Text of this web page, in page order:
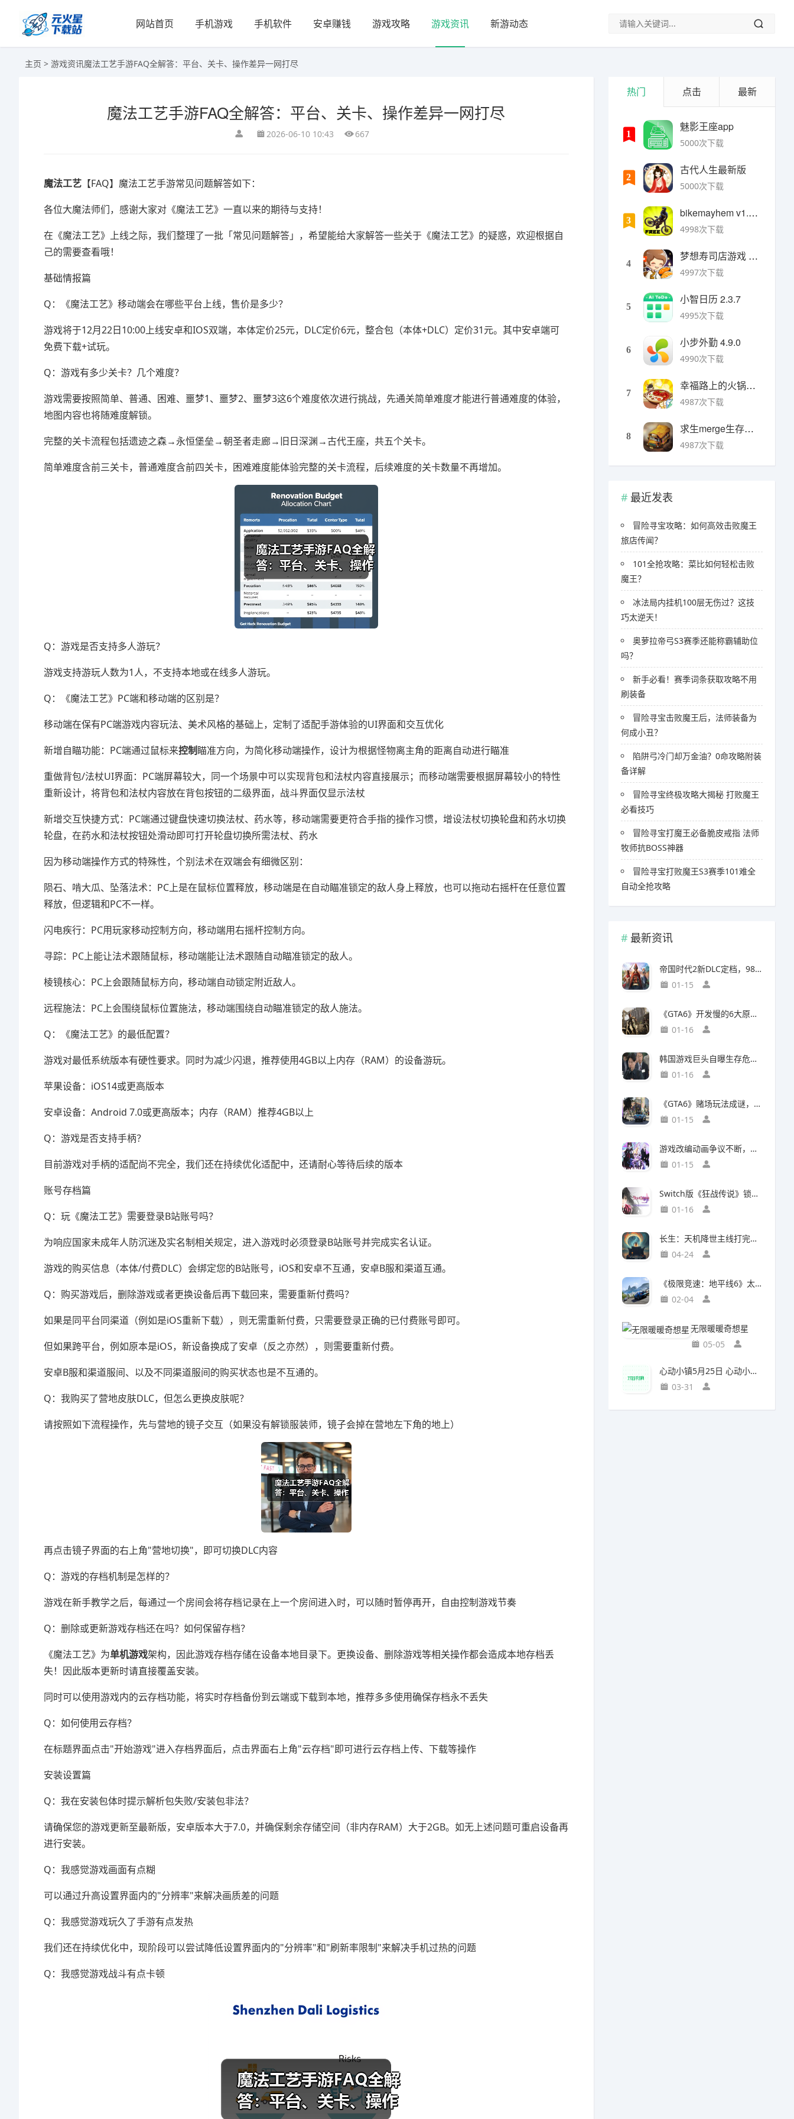
网站首页 手机游戏 手机软件 安卓赚钱 游戏攻略 游戏资讯 新游动态
主页 > 游戏资讯魔法工艺手游FAQ全解答：平台、关卡、操作差异一网打尽
魔法工艺手游FAQ全解答：平台、关卡、操作差异一网打尽
2026-06-10 10:43 667
魔法工艺 【FAQ】魔法工艺手游常见问题解答如下：
各位大魔法师们，感谢大家对《魔法工艺》一直以来的期待与支持！
在《魔法工艺》上线之际，我们整理了一批「常见问题解答」，希望能给大家解答一些关于《魔法工艺》的疑惑，欢迎根据自
己的需要查看哦！
基础情报篇
Q：《魔法工艺》移动端会在哪些平台上线，售价是多少？
游戏将于12月22日10:00上线安卓和IOS双端，本体定价25元，DLC定价6元，整合包（本体+DLC）定价31元。其中安卓端可
免费下载+试玩。
Q：游戏有多少关卡？几个难度？
游戏需要按照简单、普通、困难、噩梦1、噩梦2、噩梦3这6个难度依次进行挑战，先通关简单难度才能进行普通难度的体验，
地图内容也将随难度解锁。
完整的关卡流程包括遗迹之森→永恒堡垒→朝圣者走廊→旧日深渊→古代王座，共五个关卡。
简单难度含前三关卡，普通难度含前四关卡，困难难度能体验完整的关卡流程，后续难度的关卡数量不再增加。
Q：游戏是否支持多人游玩？
游戏支持游玩人数为1人，不支持本地或在线多人游玩。
Q：《魔法工艺》PC端和移动端的区别是？
移动端在保有PC端游戏内容玩法、美术风格的基础上，定制了适配手游体验的UI界面和交互优化
新增自瞄功能：PC端通过鼠标来控制瞄准方向，为简化移动端操作，设计为根据怪物离主角的距离自动进行瞄准
重做背包/法杖UI界面：PC端屏幕较大，同一个场景中可以实现背包和法杖内容直接展示；而移动端需要根据屏幕较小的特性
重新设计，将背包和法杖内容放在背包按钮的二级界面，战斗界面仅显示法杖
新增交互快捷方式：PC端通过键盘快速切换法杖、药水等，移动端需要更符合手指的操作习惯，增设法杖切换轮盘和药水切换
轮盘，在药水和法杖按钮处滑动即可打开轮盘切换所需法杖、药水
因为移动端操作方式的特殊性，个别法术在双端会有细微区别：
陨石、啃大瓜、坠落法术：PC上是在鼠标位置释放，移动端是在自动瞄准锁定的敌人身上释放，也可以拖动右摇杆在任意位置
释放，但逻辑和PC不一样。
闪电疾行：PC用玩家移动控制方向，移动端用右摇杆控制方向。
寻踪：PC上能让法术跟随鼠标，移动端能让法术跟随自动瞄准锁定的敌人。
棱镜核心：PC上会跟随鼠标方向，移动端自动锁定附近敌人。
远程施法：PC上会围绕鼠标位置施法，移动端围绕自动瞄准锁定的敌人施法。
Q：《魔法工艺》的最低配置？
游戏对最低系统版本有硬性要求。同时为减少闪退，推荐使用4GB以上内存（RAM）的设备游玩。
苹果设备：iOS14或更高版本
安卓设备：Android 7.0或更高版本；内存（RAM）推荐4GB以上
Q：游戏是否支持手柄？
目前游戏对手柄的适配尚不完全，我们还在持续优化适配中，还请耐心等待后续的版本
账号存档篇
Q：玩《魔法工艺》需要登录B站账号吗？
为响应国家未成年人防沉迷及实名制相关规定，进入游戏时必须登录B站账号并完成实名认证。
游戏的购买信息（本体/付费DLC）会绑定您的B站账号，iOS和安卓不互通，安卓B服和渠道互通。
Q：购买游戏后，删除游戏或者更换设备后再下载回来，需要重新付费吗？
如果是同平台同渠道（例如是iOS重新下载），则无需重新付费，只需要登录正确的已付费账号即可。
但如果跨平台，例如原本是iOS，新设备换成了安卓（反之亦然），则需要重新付费。
安卓B服和渠道服间、以及不同渠道服间的购买状态也是不互通的。
Q：我购买了营地皮肤DLC，但怎么更换皮肤呢？
请按照如下流程操作，先与营地的镜子交互（如果没有解锁服装师，镜子会掉在营地左下角的地上）
再点击镜子界面的右上角"营地切换"，即可切换DLC内容
Q：游戏的存档机制是怎样的？
游戏在新手教学之后，每通过一个房间会将存档记录在上一个房间进入时，可以随时暂停再开，自由控制游戏节奏
Q：删除或更新游戏存档还在吗？如何保留存档？
《魔法工艺》为单机游戏架构，因此游戏存档存储在设备本地目录下。更换设备、删除游戏等相关操作都会造成本地存档丢
失！因此版本更新时请直接覆盖安装。
同时可以使用游戏内的云存档功能，将实时存档备份到云端或下载到本地，推荐多多使用确保存档永不丢失
Q：如何使用云存档？
在标题界面点击"开始游戏"进入存档界面后，点击界面右上角"云存档"即可进行云存档上传、下载等操作
安装设置篇
Q：我在安装包体时提示解析包失败/安装包非法？
请确保您的游戏更新至最新版，安卓版本大于7.0，并确保剩余存储空间（非内存RAM）大于2GB。如无上述问题可重启设备再
进行安装。
Q：我感觉游戏画面有点糊
可以通过升高设置界面内的"分辨率"来解决画质差的问题
Q：我感觉游戏玩久了手游有点发热
我们还在持续优化中，现阶段可以尝试降低设置界面内的"分辨率"和"刷新率限制"来解决手机过热的问题
Q：我感觉游戏战斗有点卡顿
热门 点击 最新
1
魅影王座app
5000次下载
2
古代人生最新版
5000次下载
3
bikemayhem v1.6.2安卓版
4998次下载
4
梦想寿司店游戏 v4.14.1安卓版
4997次下载
5
小智日历 2.3.7
4995次下载
6
小步外勤 4.9.0
4990次下载
7
幸福路上的火锅店官方版 v5.3.5安卓版
4987次下载
8
求生merge生存之地手机版 v1.48.0安卓版
4987次下载
最近发表
冒险寻宝攻略：如何高效击败魔王
旅店传闻？
101全抢攻略：菜比如何轻松击败
魔王？
冰法局内挂机100层无伤过？这技
巧太逆天！
奥萝拉帝弓S3赛季还能称霸辅助位
吗？
新手必看！赛季词条获取攻略不用
刷装备
冒险寻宝击败魔王后，法师装备为
何成小丑？
陷阱弓冷门却万金油？0命攻略附装
备详解
冒险寻宝终极攻略大揭秘 打败魔王
必看技巧
冒险寻宝打魔王必备脆皮戒指 法师
牧师抗BOSS神器
冒险寻宝打败魔王S3赛季101难全
自动全抢攻略
最新资讯
帝国时代2新DLC定档，98元预购竟藏三大美洲文明秘密
01-15
《GTA6》开发慢的6大原因，竟与编剧离职和内部矛盾有关
01-16
韩国游戏巨头自曝生存危机，竟要靠AI以一敌百对抗中国
01-16
《GTA6》赌场玩法成谜，50国曾因赌博功能封禁前作
01-15
游戏改编动画争议不断，编剧被踢出局背后竟有隐情
01-15
Switch版《狂战传说》锁定30帧，次世代主机却能60帧流畅运行，差距背后有何玄机？
01-16
长生：天机降世主线打完了，说一下大概情况吧
04-24
《极限竞速：地平线6》太真实震惊玩家：这跟现实的日本一样！
02-04
无限暖暖奇想星
05-05
心动小镇5月25日 心动小镇萤石和溜溜橡木位置
03-31